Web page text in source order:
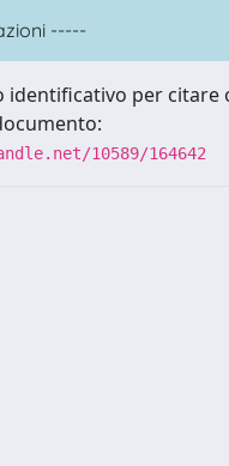
-----
identificativo per citare
10589/164642